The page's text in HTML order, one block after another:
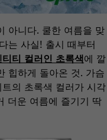
아니다. 쿨한 여름을 맞
는 사실! 출시 때부터
티 컬러인 초록색에 깔
힙하게 돌아온 것. 가슴
의 초록색 컬러가 시각
더운 여름에 즐기기 딱